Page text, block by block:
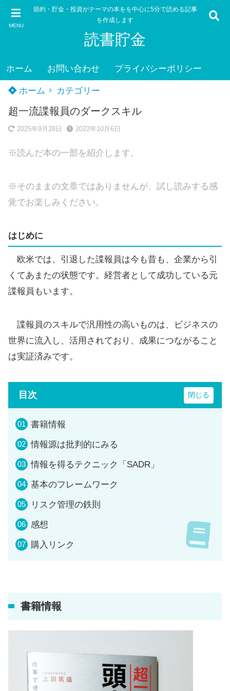
MENU
節約・貯金・投資がテーマの本をを中心に5分で読める記事
を作成します
読書貯金
ホーム お問い合わせ プライバシーポリシー
ホーム カテゴリー
超一流諜報員のダークスキル
2025年9月28日 2022年10月6日
※読んだ本の一部を紹介します。
※そのままの文章ではありませんが、試し読みする感
覚でお楽しみください。
はじめに
欧米では、引退した諜報員は今も昔も、企業から引
くてあまたの状態です。経営者として成功している元
諜報員もいます。
諜報員のスキルで汎用性の高いものは、ビジネスの
世界に流入し、活用されており、成果につながること
は実証済みです。
目次
書籍情報
情報源は批判的にみる
情報を得るテクニック「SADR」
基本のフレームワーク
リスク管理の鉄則
感想
購入リンク
書籍情報